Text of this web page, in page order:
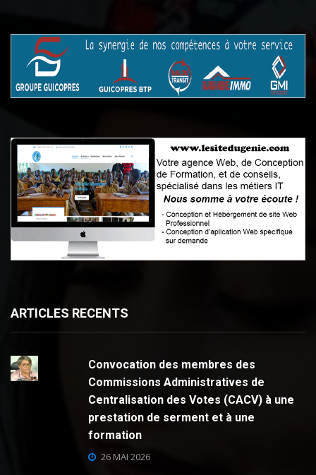
ARTICLES RECENTS
Convocation des membres des
Commissions Administratives de
Centralisation des Votes (CACV) à une
prestation de serment et à une
formation
26 MAI 2026